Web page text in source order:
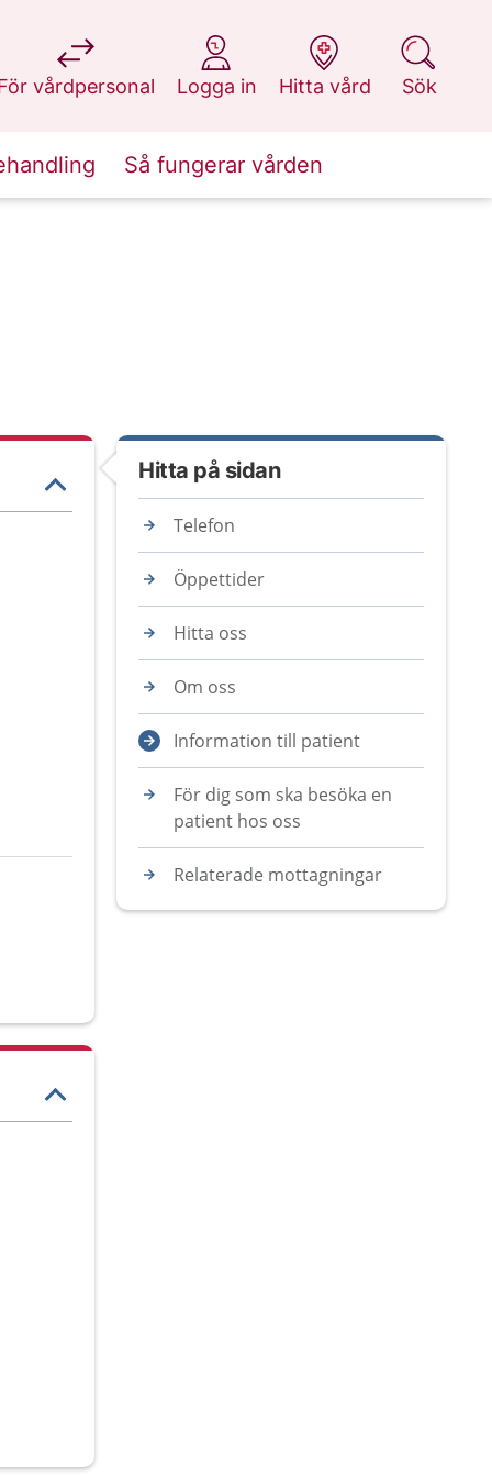
vårdpersonal
på 1177.se
Logga in
på 1177.se
Hitta vård
på 1177.se
Sök
på 1177.se
Så fungerar vården
Hitta på sidan
Telefon
Öppettider
Hitta oss
Om oss
Information till patient
För dig som ska besöka en
patient hos oss
Relaterade mottagningar